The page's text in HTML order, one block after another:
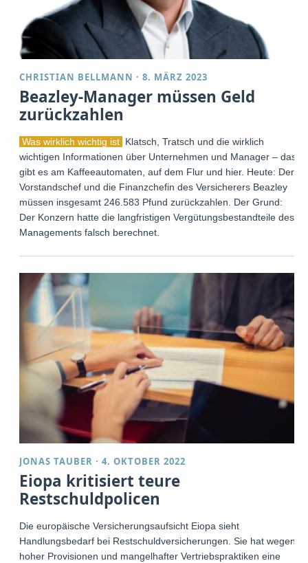
CHRISTIAN BELLMANN ·8. MÄRZ 2023
Beazley-Manager müssen Geld
zurückzahlen
Was wirklich wichtig ist Klatsch, Tratsch und die wirklich
wichtigen Informationen über Unternehmen und Manager – das
gibt es am Kaffeeautomaten, auf dem Flur und hier. Heute: Der
Vorstandschef und die Finanzchefin des Versicherers Beazley
müssen insgesamt 246.583 Pfund zurückzahlen. Der Grund:
Der Konzern hatte die langfristigen Vergütungsbestandteile des
Managements falsch berechnet.
JONAS TAUBER ·4. OKTOBER 2022
Eiopa kritisiert teure
Restschuldpolicen
Die europäische Versicherungsaufsicht Eiopa sieht
Handlungsbedarf bei Restschuldversicherungen. Sie hat wegen
hoher Provisionen und mangelhafter Vertriebspraktiken eine